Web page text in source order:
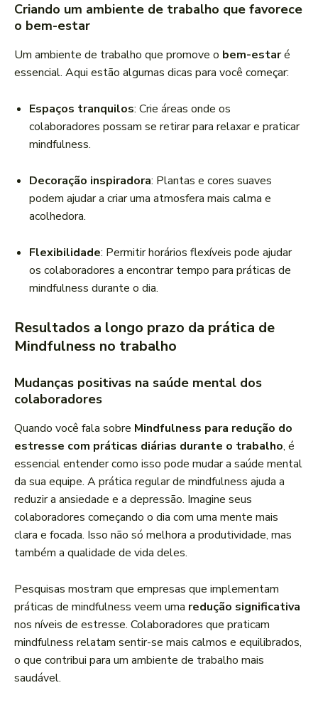
Criando um ambiente de trabalho que favorece
o bem-estar
Um ambiente de trabalho que promove o bem-estaré
essencial. Aqui estão algumas dicas para você começar:
Espaços tranquilos: Crie áreas onde os
colaboradores possam se retirar para relaxar e praticar
mindfulness.
Decoração inspiradora: Plantas e cores suaves
podem ajudar a criar uma atmosfera mais calma e
acolhedora.
Flexibilidade: Permitir horários flexíveis pode ajudar
os colaboradores a encontrar tempo para práticas de
mindfulness durante o dia.
Resultados a longo prazo da prática de
Mindfulness no trabalho
Mudanças positivas na saúde mental dos
colaboradores
Quando você fala sobre Mindfulness para redução do
estresse com práticas diárias durante o trabalho, é
essencial entender como isso pode mudar a saúde mental
da sua equipe. A prática regular de mindfulness ajuda a
reduzir a ansiedade e a depressão. Imagine seus
colaboradores começando o dia com uma mente mais
clara e focada. Isso não só melhora a produtividade, mas
também a qualidade de vida deles.
Pesquisas mostram que empresas que implementam
práticas de mindfulness veem uma redução significativa
nos níveis de estresse. Colaboradores que praticam
mindfulness relatam sentir-se mais calmos e equilibrados,
o que contribui para um ambiente de trabalho mais
saudável.